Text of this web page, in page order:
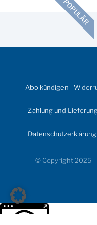
POPULÄR
Abo kündigen
Zahlung und
Datenschutzerklärung
© Copyright 2025 -
Weitere Informationen über